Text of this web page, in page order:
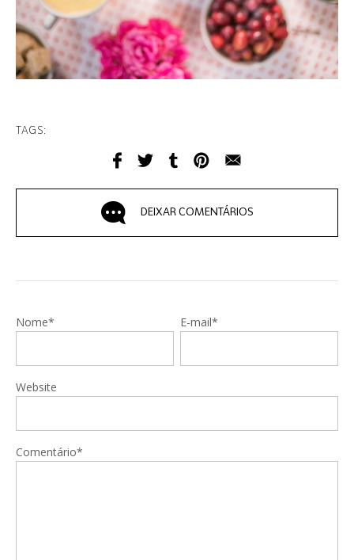
TAGS:
DEIXAR COMENTÁRIOS
Nome* E-mail*
Website
Comentário*